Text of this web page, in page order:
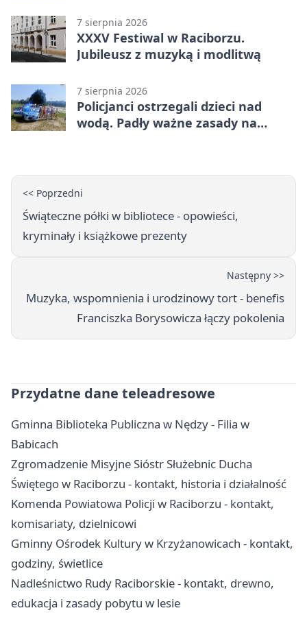
7 sierpnia 2026
XXXV Festiwal w Raciborzu.
Jubileusz z muzyką i modlitwą
7 sierpnia 2026
Policjanci ostrzegali dzieci nad
wodą. Padły ważne zasady na
<< Poprzedni
Świąteczne półki w bibliotece - opowieści,
kryminały i książkowe prezenty
Następny >>
Muzyka, wspomnienia i urodzinowy tort - benefis
Franciszka Borysowicza łączy pokolenia
Przydatne dane teleadresowe
Gminna Biblioteka Publiczna w Nędzy - Filia w
Babicach
Zgromadzenie Misyjne Sióstr Służebnic Ducha
Świętego w Raciborzu - kontakt, historia i działalność
Komenda Powiatowa Policji w Raciborzu - kontakt,
komisariaty, dzielnicowi
Gminny Ośrodek Kultury w Krzyżanowicach - kontakt,
godziny, świetlice
Nadleśnictwo Rudy Raciborskie - kontakt, drewno,
edukacja i zasady pobytu w lesie